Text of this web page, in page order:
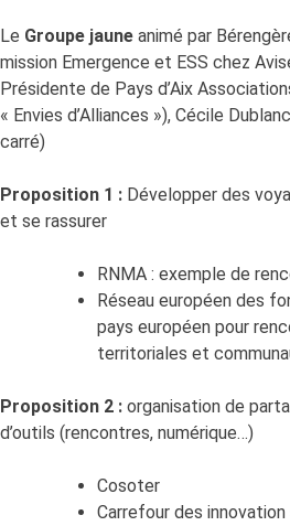
Le Groupe jaune animé par
mission Emergence et ESS chez
Présidente de Pays d’Aix
« Envies d’Alliances »), Cécile
carré)
Proposition 1 : Développer des
et se rassurer
RNMA : exemple de
Réseau européen des
pays européen pour
territoriales et
Proposition 2 : organisation de
d’outils (rencontres, numérique…)
Cosoter
Carrefour des